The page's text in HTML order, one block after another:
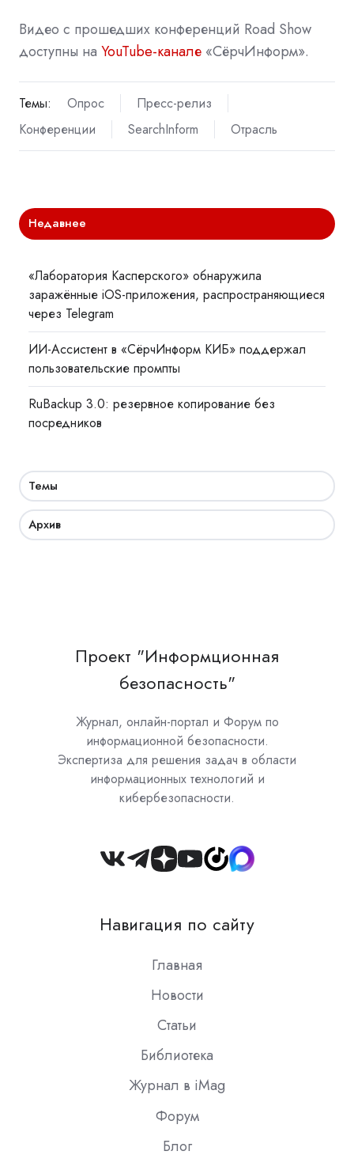
Видео с прошедших конференций Road Show
доступны на YouTube-канале «СёрчИнформ».
Темы: Опрос
Пресс-релиз
Конференции
SearchInform Отрасль
Недавнее
«Лаборатория Касперского» обнаружила
заражённые iOS-приложения, распространяющиеся
через Telegram
ИИ-Ассистент в «СёрчИнформ КИБ» поддержал
пользовательские промпты
RuBackup 3.0: резервное копирование без
посредников
Темы
Архив
Проект "Информционная
безопасность"
Журнал, онлайн-портал и Форум по
информационной безопасности.
Экспертиза для решения задач в области
информационных технологий и
кибербезопасности.
Join
Slack
Навигация по сайту
Главная
Новости
Статьи
Библиотека
Журнал в iMag
Форум
Блог